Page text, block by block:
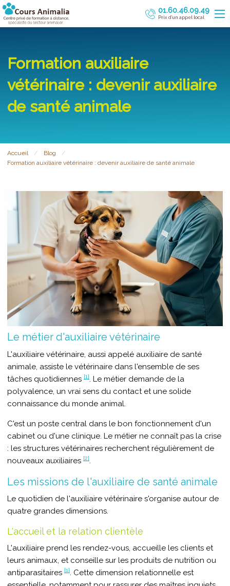
01.60.46.09.49
Prix d’un appel local
Formation auxiliaire
vétérinaire : devenir auxiliaire
de santé animale
Accueil
Blog
Formation auxiliaire vétérinaire : devenir auxiliaire de santé animale
Le métier d'auxiliaire vétérinaire
L'auxiliaire vétérinaire, aussi appelé auxiliaire de santé
animale, assiste le vétérinaire dans l'ensemble de ses
tâches quotidiennes [1]. Le métier demande de la
polyvalence, un vrai sens du contact et une solide
connaissance du monde animal.
C'est un poste central dans le bon fonctionnement d'un
cabinet ou d'une clinique. Le métier ne connaît pas la crise
: les structures vétérinaires recherchent régulièrement de
nouveaux auxiliaires [2].
Les missions de l'auxiliaire de santé animale
Le quotidien de l'auxiliaire vétérinaire s'organise autour de
quatre grandes dimensions.
L'accueil et la relation clientèle
L'auxiliaire prend les rendez-vous, accueille les clients et
leurs animaux, et conseille sur les produits de nutrition ou
antiparasitaires [1]. Cette dimension relationnelle est